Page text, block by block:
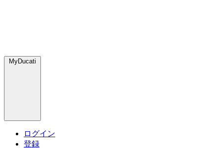
MyDucati
ログイン
登録